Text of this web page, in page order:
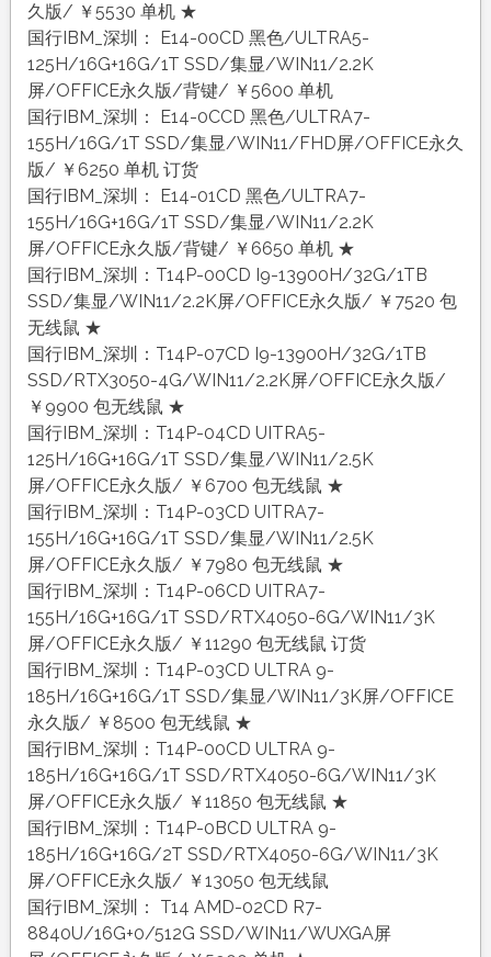
久版/ ￥5530 单机 ★
国行IBM_深圳： E14-00CD 黑色/ULTRA5-
125H/16G+16G/1T SSD/集显/WIN11/2.2K
屏/OFFICE永久版/背键/ ￥5600 单机
国行IBM_深圳： E14-0CCD 黑色/ULTRA7-
155H/16G/1T SSD/集显/WIN11/FHD屏/OFFICE永久
版/ ￥6250 单机 订货
国行IBM_深圳： E14-01CD 黑色/ULTRA7-
155H/16G+16G/1T SSD/集显/WIN11/2.2K
屏/OFFICE永久版/背键/ ￥6650 单机 ★
国行IBM_深圳：T14P-00CD I9-13900H/32G/1TB
SSD/集显/WIN11/2.2K屏/OFFICE永久版/ ￥7520 包
无线鼠 ★
国行IBM_深圳：T14P-07CD I9-13900H/32G/1TB
SSD/RTX3050-4G/WIN11/2.2K屏/OFFICE永久版/
￥9900 包无线鼠 ★
国行IBM_深圳：T14P-04CD UITRA5-
125H/16G+16G/1T SSD/集显/WIN11/2.5K
屏/OFFICE永久版/ ￥6700 包无线鼠 ★
国行IBM_深圳：T14P-03CD UITRA7-
155H/16G+16G/1T SSD/集显/WIN11/2.5K
屏/OFFICE永久版/ ￥7980 包无线鼠 ★
国行IBM_深圳：T14P-06CD UITRA7-
155H/16G+16G/1T SSD/RTX4050-6G/WIN11/3K
屏/OFFICE永久版/ ￥11290 包无线鼠 订货
国行IBM_深圳：T14P-03CD ULTRA 9-
185H/16G+16G/1T SSD/集显/WIN11/3K屏/OFFICE
永久版/ ￥8500 包无线鼠 ★
国行IBM_深圳：T14P-00CD ULTRA 9-
185H/16G+16G/1T SSD/RTX4050-6G/WIN11/3K
屏/OFFICE永久版/ ￥11850 包无线鼠 ★
国行IBM_深圳：T14P-0BCD ULTRA 9-
185H/16G+16G/2T SSD/RTX4050-6G/WIN11/3K
屏/OFFICE永久版/ ￥13050 包无线鼠
国行IBM_深圳： T14 AMD-02CD R7-
8840U/16G+0/512G SSD/WIN11/WUXGA屏